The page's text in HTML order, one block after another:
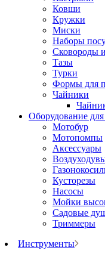
Ковши
Кружки
Миски
Наборы
Сковороды
Тазы
Турки
Формы для
Чайники
Оборудование для
Мотобур
Мотопомпы
Аксессуары
Кусторезы
Насосы
Мойки
Садовые
Триммеры
Инструменты